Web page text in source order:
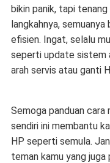
bikin panik, tapi
langkahnya,
efisien. Ingat, selalu
seperti update sistem
arah servis atau ganti
Semoga panduan cara
sendiriini membantu
HP seperti semula.
teman kamu yang juga